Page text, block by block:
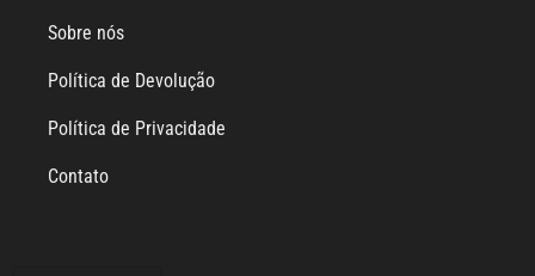
Sobre nós
Política de Devolução
Política de Privacidade
Contato